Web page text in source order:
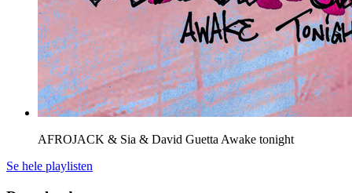
AFROJACK & Sia & David GuettaAwake tonight
Se hele playlisten